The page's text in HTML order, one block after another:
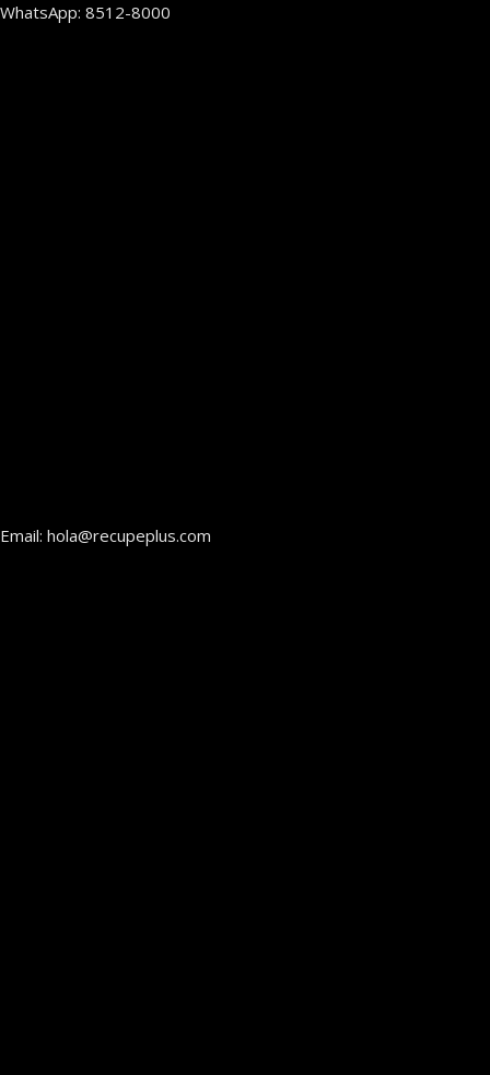
WhatsApp: 8512-8000
Email: hola@recupeplus.com